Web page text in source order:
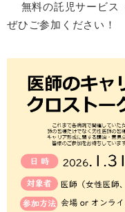
無料の託児サービス
ぜひご参加ください！